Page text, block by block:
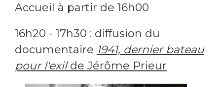
Accueil à partir de 16h00
16h20 - 17h30 : diffusion du
documentaire 1941, dernier bateau
pour l'exilde Jérôme Prieur